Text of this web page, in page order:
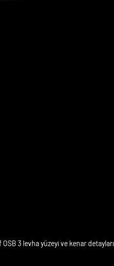
3 levha yüzeyi ve kenar detayları